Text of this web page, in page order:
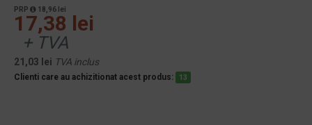
PRP 18,96 lei
17,38 lei
+ TVA
21,03 lei TVA inclus
Clienti care au achizitionat acest produs: 13